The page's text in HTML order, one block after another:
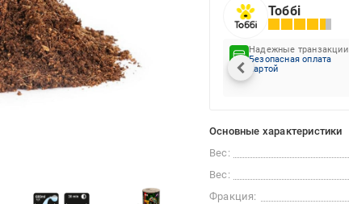
Тоббі
Надежные транзакции
Безопасная оплата
картой
Основные характеристики
Вес:
Вес:
Фракция: